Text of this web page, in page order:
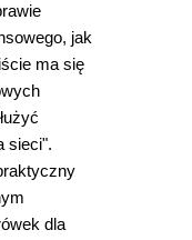
jak
ma się
sieci".
dla